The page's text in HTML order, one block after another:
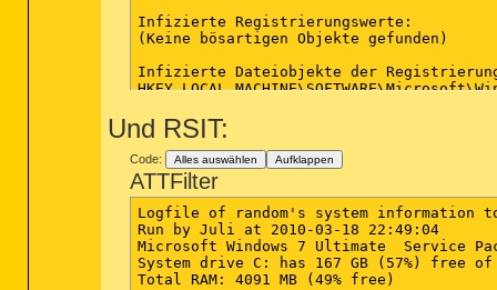
Infizierte Registrierungswerte:
(Keine bösartigen Objekte gefunden)
Infizierte Dateiobjekte der
Infizierte Verzeichnisse:
(Keine bösartigen Objekte gefunden)
Infizierte Dateien:
C:\Program Files (x86)\Adobe Photoshop
C:\Program Files (x86)\Adobe
Und RSIT:
Code: Alles auswählen Aufklappen
ATTFilter
Logfile of random's system information
Run by Juli at 2010-03-18 22:49:04
Microsoft Windows 7 Ultimate  Service
System drive C: has 167 GB (57%) free of
Total RAM: 4091 MB (49% free)